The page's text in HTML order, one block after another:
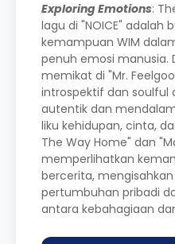
Exploring Emotions:
lagu di "NOICE" adalah
kemampuan WIM
penuh emosi manusia.
memikat di "Mr.
introspektif dan soulful
autentik dan
liku kehidupan, cinta,
The Way Home" dan
memperlihatkan
bercerita,
pertumbuhan pribadi
antara kebahagiaan